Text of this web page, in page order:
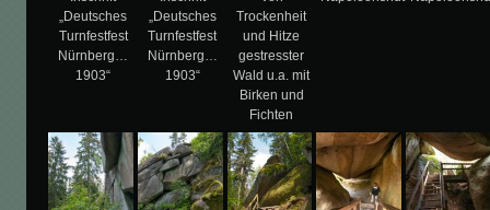
„Deutsches
Turnfestfest
Nürnberg…
1903“
„Deutsches
Turnfestfest
Nürnberg…
1903“
Trockenheit
und Hitze
gestresster
Wald u.a. mit
Birken und
Fichten